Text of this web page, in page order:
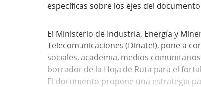
específicas sobre los ejes del documento.
El Ministerio de Industria, Energía y
Telecomunicaciones (Dinatel), pone a
sociales, academia, medios
borrador de la Hoja de Ruta para el
El documento propone una estrategia